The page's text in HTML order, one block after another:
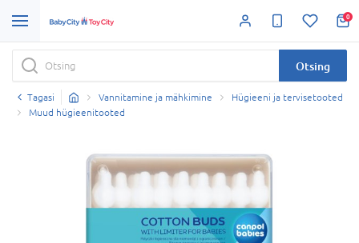
0
Otsing
Tagasi Vannitamine ja mähkimine
Hügieeni ja tervisetooted
Muud hügieenitooted